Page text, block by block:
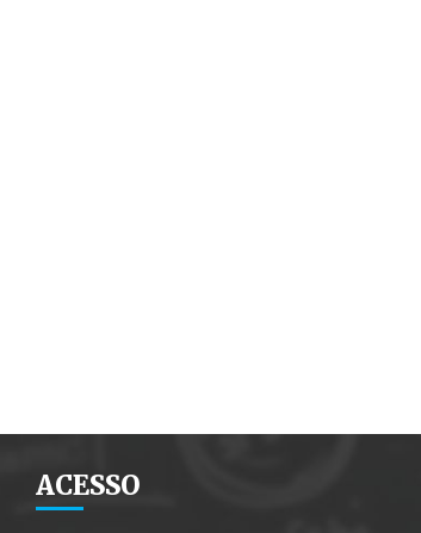
ACESSO